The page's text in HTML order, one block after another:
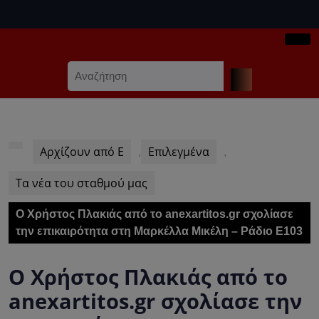
to
for:
Αρχίζουν από Ε , Επιλεγμένα ,
Τα νέα του σταθμού μας
Ο Χρήστος Πλακιάς από το anexartitos.gr σχολίασε
την επικαιρότητα στη Μαρκέλλα Μικέλη – Ράδιο Ε103
Ο Χρήστος Πλακιάς από το
anexartitos.gr σχολίασε την